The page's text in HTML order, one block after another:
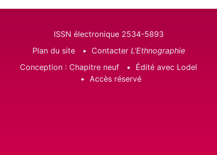
ISSN électronique 2534-5893
Plan du site
Contacter L’Ethnographie
Conception : Chapitre neuf
Édité avec Lodel
Accès réservé